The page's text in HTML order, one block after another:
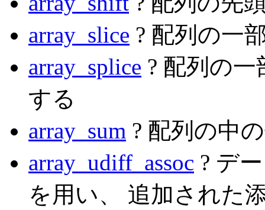
array_slice ? 配列の一
array_splice ? 配列の
する
array_sum ? 配列の中
array_udiff_assoc ? デ
を用い、 追加された